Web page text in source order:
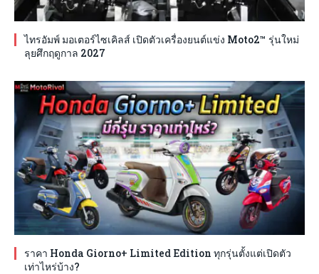
ไทรอัมพ์ มอเตอร์ไซเคิลส์ เปิดตัวเครื่องยนต์แข่ง Moto2™ รุ่นใหม่
ลุยศึกฤดูกาล 2027
ราคา Honda Giorno+ Limited Edition ทุกรุ่นตั้งแต่เปิดตัว
เท่าไหร่บ้าง?